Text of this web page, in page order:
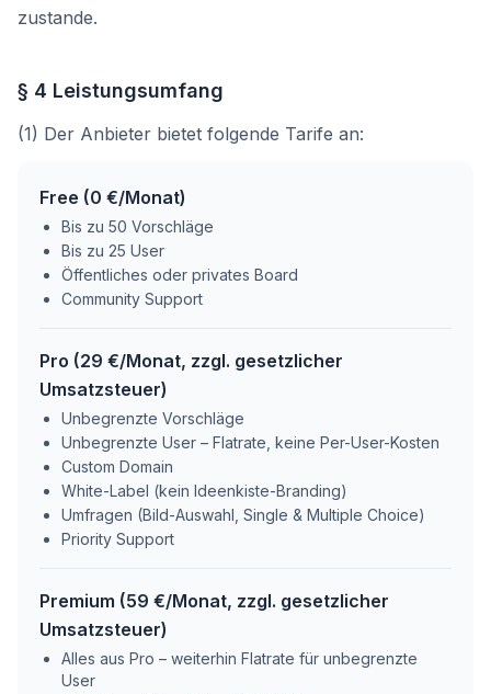
zustande.
§ 4 Leistungsumfang
(1) Der Anbieter bietet folgende Tarife an:
Free (0 €/Monat)
Bis zu 50 Vorschläge
Bis zu 25 User
Öffentliches oder privates Board
Community Support
Pro (29 €/Monat, zzgl. gesetzlicher
Umsatzsteuer)
Unbegrenzte Vorschläge
Unbegrenzte User – Flatrate, keine Per-User-Kosten
Custom Domain
White-Label (kein Ideenkiste-Branding)
Umfragen (Bild-Auswahl, Single & Multiple Choice)
Priority Support
Premium (59 €/Monat, zzgl. gesetzlicher
Umsatzsteuer)
Alles aus Pro – weiterhin Flatrate für unbegrenzte
User